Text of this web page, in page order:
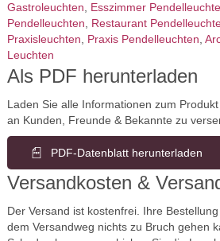
Gastroleuchten, Esszimmer
Pendelleuchten, Restaurant
Praxisleuchten, Praxis Pendelleuchten,
Leuchten
Als PDF herunterladen
Laden Sie alle Informationen zum
an Kunden, Freunde & Bekannte zu
PDF-Datenblatt herunterladen
Versandkosten &
Der Versand ist kostenfrei. Ihre
dem Versandweg nichts zu Bruch gehen